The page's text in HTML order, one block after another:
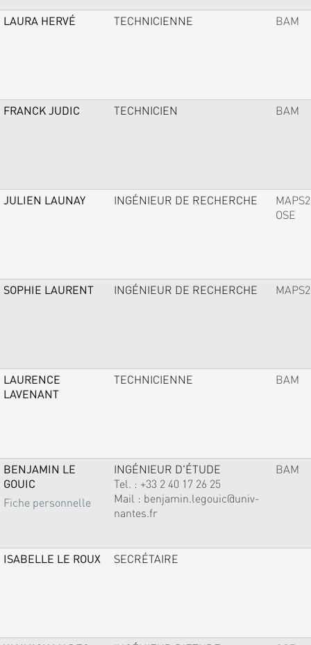
LAURA HERVÉ TECHNICIENNE BAM
FRANCK JUDIC TECHNICIEN BAM
JULIEN LAUNAY INGÉNIEUR DE RECHERCHE
MAPS2
OSE
SOPHIE LAURENT INGÉNIEUR DE RECHERCHE MAPS2
LAURENCE
LAVENANT
TECHNICIENNE BAM
BENJAMIN LE
GOUIC
Fiche personnelle
INGÉNIEUR D'ÉTUDE
Tel. : +33 2 40 17 26 25
Mail : benjamin.legouic@univ-
nantes.fr
BAM
ISABELLE LE ROUX SECRÉTAIRE